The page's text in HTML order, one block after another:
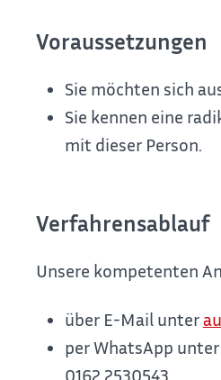
Voraussetzungen
Sie möchten sich
Sie kennen eine
mit dieser Person.
Verfahrensablauf
Unsere kompetenten
über E-Mail unter
per WhatsApp unter
0162 2530543